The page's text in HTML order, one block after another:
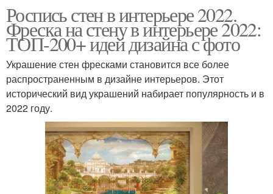
Роспись стен в интерьере 2022.
Фреска на стену в интерьере 2022:
ТОП-200+ идей дизайна с фото
Украшение стен фресками становится все более
распространенным в дизайне интерьеров. Этот
исторический вид украшений набирает популярность и в
2022 году.